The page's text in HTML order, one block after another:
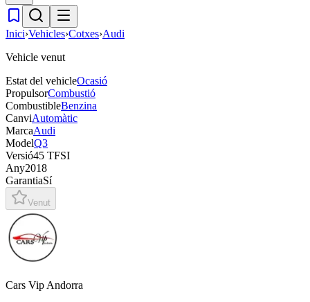
Inici›Vehicles›Cotxes›Audi
Vehicle venut
Estat del vehicleOcasió
PropulsorCombustió
CombustibleBenzina
CanviAutomàtic
MarcaAudi
ModelQ3
Versió45 TFSI
Any2018
GarantiaSí
Venut
Cars Vip Andorra